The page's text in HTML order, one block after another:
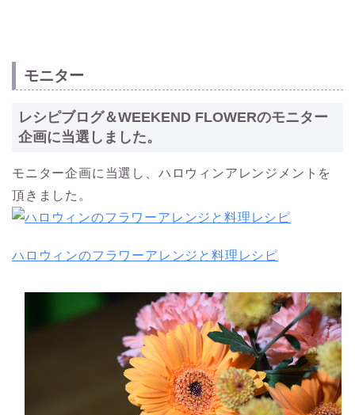
モニター
レシピブログ＆WEEKEND FLOWERのモニター
企画に当選しました。
モニター企画に当選し、ハロウィンアレンジメントを
頂きました。
ハロウィンのフラワーアレンジと料理レシピ